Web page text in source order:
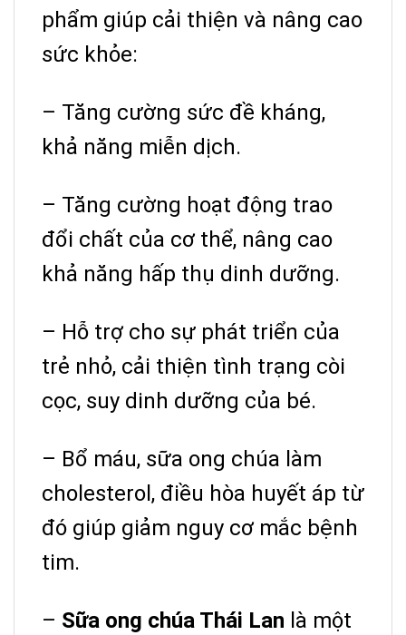
phẩm giúp cải thiện và nâng cao
sức khỏe:
– Tăng cường sức đề kháng,
khả năng miễn dịch.
– Tăng cường hoạt động trao
đổi chất của cơ thể, nâng cao
khả năng hấp thụ dinh dưỡng.
– Hỗ trợ cho sự phát triển của
trẻ nhỏ, cải thiện tình trạng còi
cọc, suy dinh dưỡng của bé.
– Bổ máu, sữa ong chúa làm
cholesterol, điều hòa huyết áp từ
đó giúp giảm nguy cơ mắc bệnh
tim.
– Sữa ong chúa Thái Lan là một